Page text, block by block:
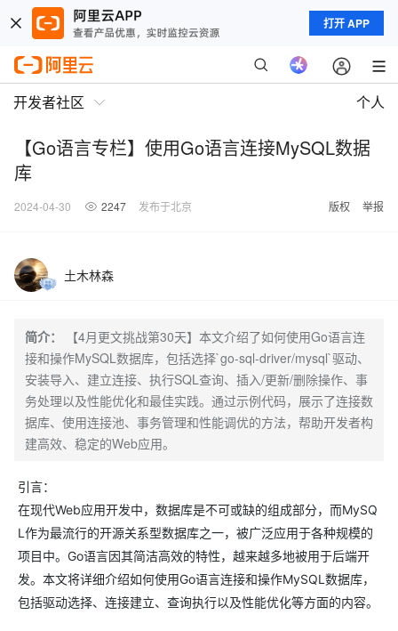
打开 APP
开发者社区 个人
【Go语言专栏】使用Go语言连接MySQL数据
库
2024-04-30 2247 发布于北京 版权 举报
土木林森
简介：
【4月更文挑战第30天】本文介绍了如何使用Go语言连
接和操作MySQL数据库，包括选择`go-sql-driver/mysql`驱动、
安装导入、建立连接、执行SQL查询、插入/更新/删除操作、事
务处理以及性能优化和最佳实践。通过示例代码，展示了连接数
据库、使用连接池、事务管理和性能调优的方法，帮助开发者构
建高效、稳定的Web应用。
引言：
在现代Web应用开发中，数据库是不可或缺的组成部分，而MySQ
L作为最流行的开源关系型数据库之一，被广泛应用于各种规模的
项目中。Go语言因其简洁高效的特性，越来越多地被用于后端开
发。本文将详细介绍如何使用Go语言连接和操作MySQL数据库，
包括驱动选择、连接建立、查询执行以及性能优化等方面的内容。